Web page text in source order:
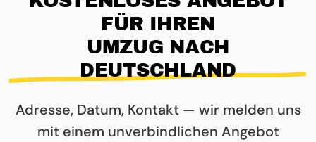
FÜR IHREN
UMZUG NACH
DEUTSCHLAND
Adresse, Datum, Kontakt — wir melden uns
mit einem unverbindlichen Angebot